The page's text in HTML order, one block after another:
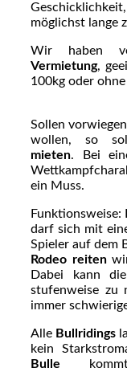
möglichst lange
Wir haben
Vermietung,
100kg oder
Sollen
wollen, so
mieten. Bei
ein Muss.
darf sich mit
Spieler auf dem
Rodeo reiten
Dabei kann
stufenweise zu
immer
Alle Bullridings
kein
Bulle